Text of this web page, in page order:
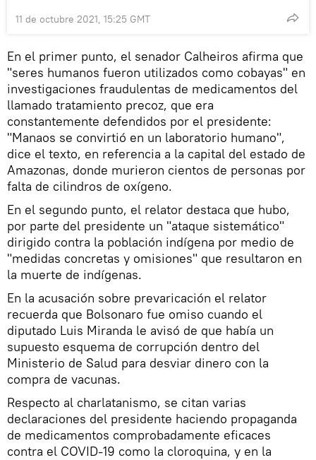
11 de octubre 2021, 15:25 GMT
En el primer punto, el senador Calheiros afirma que
"seres humanos fueron utilizados como cobayas" en
investigaciones fraudulentas de medicamentos del
llamado tratamiento precoz, que era
constantemente defendidos por el presidente:
"Manaos se convirtió en un laboratorio humano",
dice el texto, en referencia a la capital del estado de
Amazonas, donde murieron cientos de personas por
falta de cilindros de oxígeno.
En el segundo punto, el relator destaca que hubo,
por parte del presidente un "ataque sistemático"
dirigido contra la población indígena por medio de
"medidas concretas y omisiones" que resultaron en
la muerte de indígenas.
En la acusación sobre prevaricación el relator
recuerda que Bolsonaro fue omiso cuando el
diputado Luis Miranda le avisó de que había un
supuesto esquema de corrupción dentro del
Ministerio de Salud para desviar dinero con la
compra de vacunas.
Respecto al charlatanismo, se citan varias
declaraciones del presidente haciendo propaganda
de medicamentos comprobadamente eficaces
contra el COVID-19 como la cloroquina, y en la